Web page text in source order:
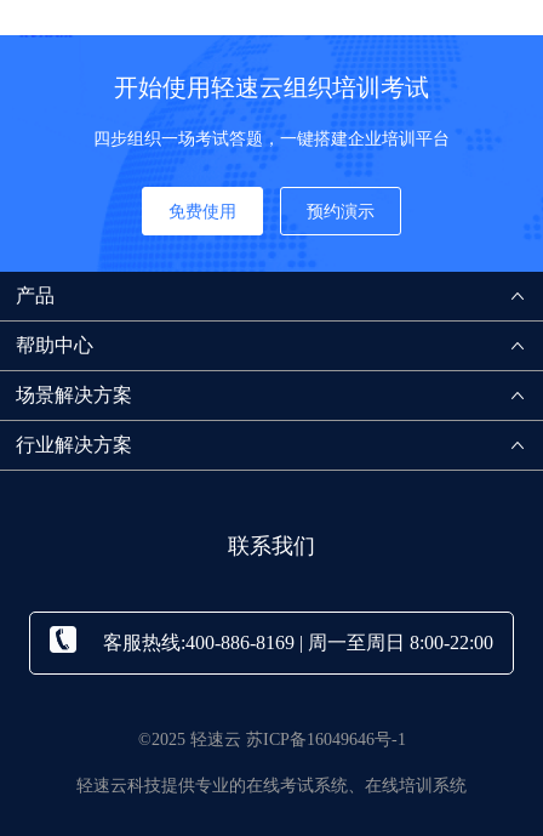
开始使用轻速云组织培训考试
四步组织一场考试答题，一键搭建企业培训平台
免费使用 预约演示
产品
帮助中心
场景解决方案
行业解决方案
联系我们
客服热线:400-886-8169 | 周一至周日 8:00-22:00
©2025 轻速云 苏ICP备16049646号-1
轻速云科技提供专业的在线考试系统、在线培训系统